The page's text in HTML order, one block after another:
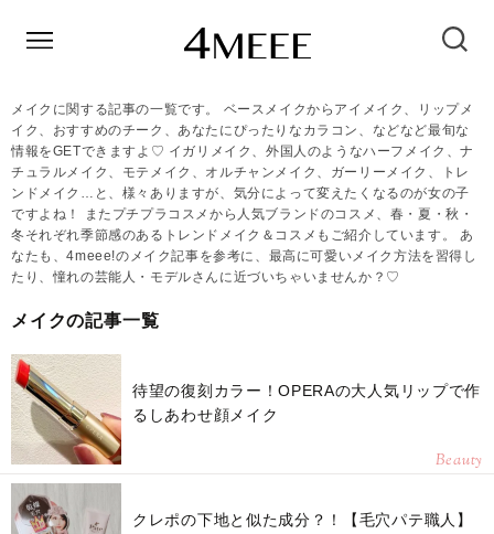
メイクに関する記事の一覧です。 ベースメイクからアイメイク、リップメ
イク、おすすめのチーク、あなたにぴったりなカラコン、などなど最旬な
情報をGETできますよ♡ イガリメイク、外国人のようなハーフメイク、ナ
チュラルメイク、モテメイク、オルチャンメイク、ガーリーメイク、トレ
ンドメイク…と、様々ありますが、気分によって変えたくなるのが女の子
ですよね！ またプチプラコスメから人気ブランドのコスメ、春・夏・秋・
冬それぞれ季節感のあるトレンドメイク＆コスメもご紹介しています。 あ
なたも、4meee!のメイク記事を参考に、最高に可愛いメイク方法を習得し
たり、憧れの芸能人・モデルさんに近づいちゃいませんか？♡
メイクの記事一覧
待望の復刻カラー！OPERAの大人気リップで作
るしあわせ顔メイク
Beauty
クレポの下地と似た成分？！【毛穴パテ職人】